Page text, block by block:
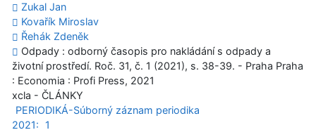
Zukal Jan
Kovařík Miroslav
Řehák Zdeněk
Odpady : odborný časopis pro nakládání s odpady a
životní prostředí. Roč. 31, č. 1 (2021), s. 38-39. - Praha Praha
: Economia : Profi Press, 2021
xcla - ČLÁNKY
PERIODIKÁ-Súborný záznam periodika
2021:
1